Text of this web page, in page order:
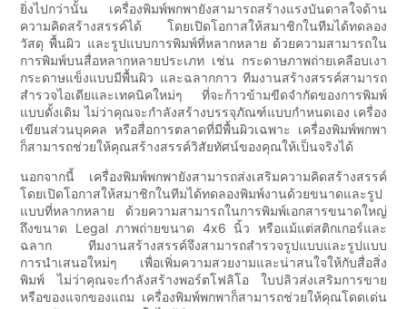
ยิ่งไปกว่านั้น เครื่องพิมพ์พกพายังสามารถสร้างแรงบันดาลใจด้าน
ความคิดสร้างสรรค์ได้ โดยเปิดโอกาสให้สมาชิกในทีมได้ทดลอง
วัสดุ พื้นผิว และรูปแบบการพิมพ์ที่หลากหลาย ด้วยความสามารถใน
การพิมพ์บนสื่อหลากหลายประเภท เช่น กระดาษภาพถ่ายเคลือบเงา
กระดาษแข็งแบบมีพื้นผิว และฉลากกาว ทีมงานสร้างสรรค์สามารถ
สำรวจไอเดียและเทคนิคใหม่ๆ ที่จะก้าวข้ามขีดจำกัดของการพิมพ์
แบบดั้งเดิม ไม่ว่าคุณจะกำลังสร้างบรรจุภัณฑ์แบบกำหนดเอง เครื่อง
เขียนส่วนบุคคล หรือสื่อการตลาดที่มีพื้นผิวเฉพาะ เครื่องพิมพ์พกพา
ก็สามารถช่วยให้คุณสร้างสรรค์วิสัยทัศน์ของคุณให้เป็นจริงได้
นอกจากนี้ เครื่องพิมพ์พกพายังสามารถส่งเสริมความคิดสร้างสรรค์
โดยเปิดโอกาสให้สมาชิกในทีมได้ทดลองพิมพ์งานด้วยขนาดและรูป
แบบที่หลากหลาย ด้วยความสามารถในการพิมพ์เอกสารขนาดใหญ่
ถึงขนาด Legal ภาพถ่ายขนาด 4x6 นิ้ว หรือแม้แต่สติกเกอร์และ
ฉลาก ทีมงานสร้างสรรค์จึงสามารถสำรวจรูปแบบและรูปแบบ
การนำเสนอใหม่ๆ เพื่อเพิ่มความสวยงามและน่าสนใจให้กับสื่อสิ่ง
พิมพ์ ไม่ว่าคุณจะกำลังสร้างพอร์ตโฟลิโอ ใบปลิวส่งเสริมการขาย
หรือของแจกของแถม เครื่องพิมพ์พกพาก็สามารถช่วยให้คุณโดดเด่น